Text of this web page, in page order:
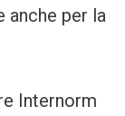
anche per la
Internorm